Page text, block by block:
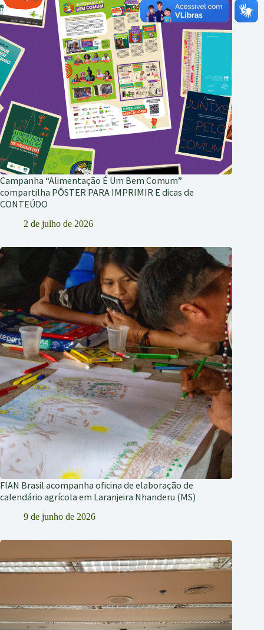
Campanha “Alimentação É Um Bem Comum”
compartilha PÔSTER PARA IMPRIMIR E dicas de
CONTEÚDO
2 de julho de 2026
FIAN Brasil acompanha oficina de elaboração de
calendário agrícola em Laranjeira Nhanderu (MS)
9 de junho de 2026